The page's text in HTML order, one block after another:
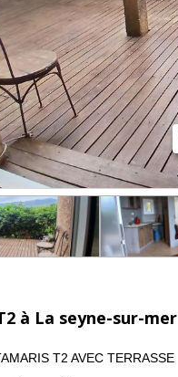
à La seyne-sur-mer
T2 AVEC TERRASSE